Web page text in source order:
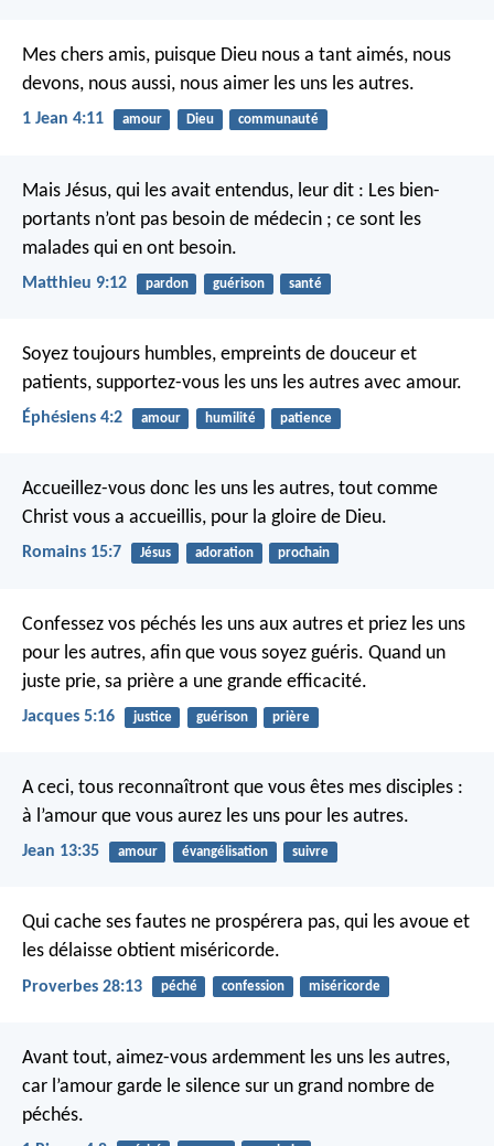
Mes chers amis, puisque Dieu nous a tant aimés, nous
devons, nous aussi, nous aimer les uns les autres.
1 Jean 4:11 amour Dieu communauté
Mais Jésus, qui les avait entendus, leur dit : Les bien-
portants n’ont pas besoin de médecin ; ce sont les
malades qui en ont besoin.
Matthieu 9:12 pardon guérison santé
Soyez toujours humbles, empreints de douceur et
patients, supportez-vous les uns les autres avec amour.
Éphésiens 4:2 amour humilité patience
Accueillez-vous donc les uns les autres, tout comme
Christ vous a accueillis, pour la gloire de Dieu.
Romains 15:7 Jésus adoration prochain
Confessez vos péchés les uns aux autres et priez les uns
pour les autres, afin que vous soyez guéris. Quand un
juste prie, sa prière a une grande efficacité.
Jacques 5:16 justice guérison prière
A ceci, tous reconnaîtront que vous êtes mes disciples :
à l’amour que vous aurez les uns pour les autres.
Jean 13:35 amour évangélisation suivre
Qui cache ses fautes ne prospérera pas, qui les avoue et
les délaisse obtient miséricorde.
Proverbes 28:13 péché confession miséricorde
Avant tout, aimez-vous ardemment les uns les autres,
car l’amour garde le silence sur un grand nombre de
péchés.